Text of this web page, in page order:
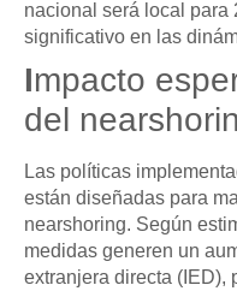
nacional será local para
significativo en las
Impacto
del
Las políticas
están diseñadas para
nearshoring. Según
medidas generen un
extranjera directa (IED),